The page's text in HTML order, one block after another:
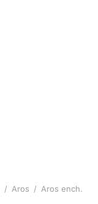
/ Aros / Aros ench.